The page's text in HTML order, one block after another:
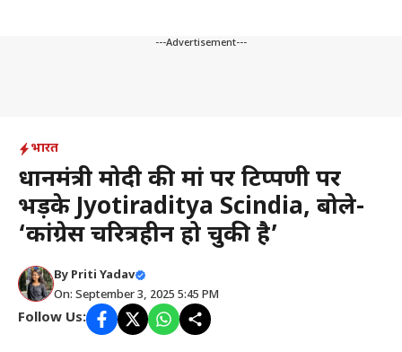
---Advertisement---
भारत
प्रधानमंत्री मोदी की मां पर टिप्पणी पर
भड़के Jyotiraditya Scindia, बोले-
‘कांग्रेस चरित्रहीन हो चुकी है’
By Priti Yadav
On: September 3, 2025 5:45 PM
Follow Us: